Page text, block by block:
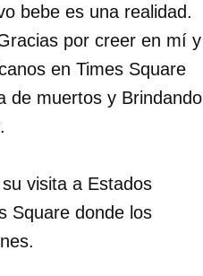
bebe es una realidad.
por creer en mí y
en Times Square
de muertos y Brindando
.
visita a Estados
Square donde los